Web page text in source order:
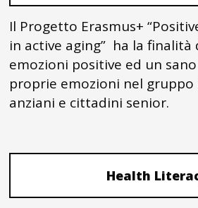
Il Progetto Erasmus+
in active aging” ha la finalità
emozioni positive ed un
proprie emozioni nel
anziani e cittadini senior.
Health